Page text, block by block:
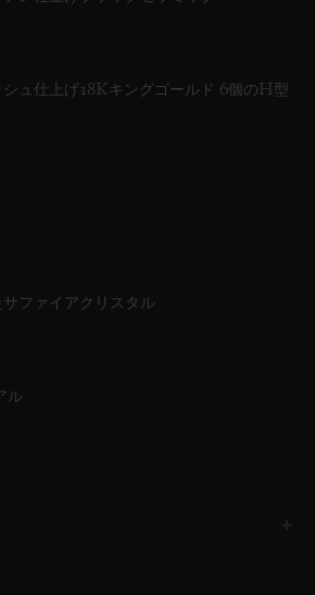
ュ仕上げ18Kキングゴールド 6個のH型
ファイアクリスタル
ル